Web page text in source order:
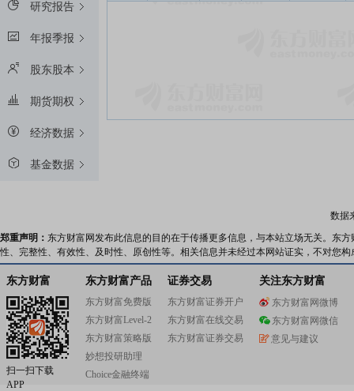
研究报告
年报季报
股东股本
期货期权
经济数据
基金数据
数据
郑重声明： 东方财富网发布此信息的目的在于传播更多信息，与本站立场无关。东
性、完整性、有效性、及时性、原创性等。相关信息并未经过本网站证实，不对您
东方财富
扫一扫下载
APP
东方财富产品
东方财富免费版
东方财富Level-2
东方财富策略版
妙想投研助理
Choice金融终端
证券交易
东方财富证券开户
东方财富在线交易
东方财富证券交易
关注东方财富
东方财富网微博
东方财富网微信
意见与建议